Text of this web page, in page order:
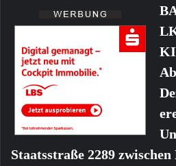
Staatsstraße 2289